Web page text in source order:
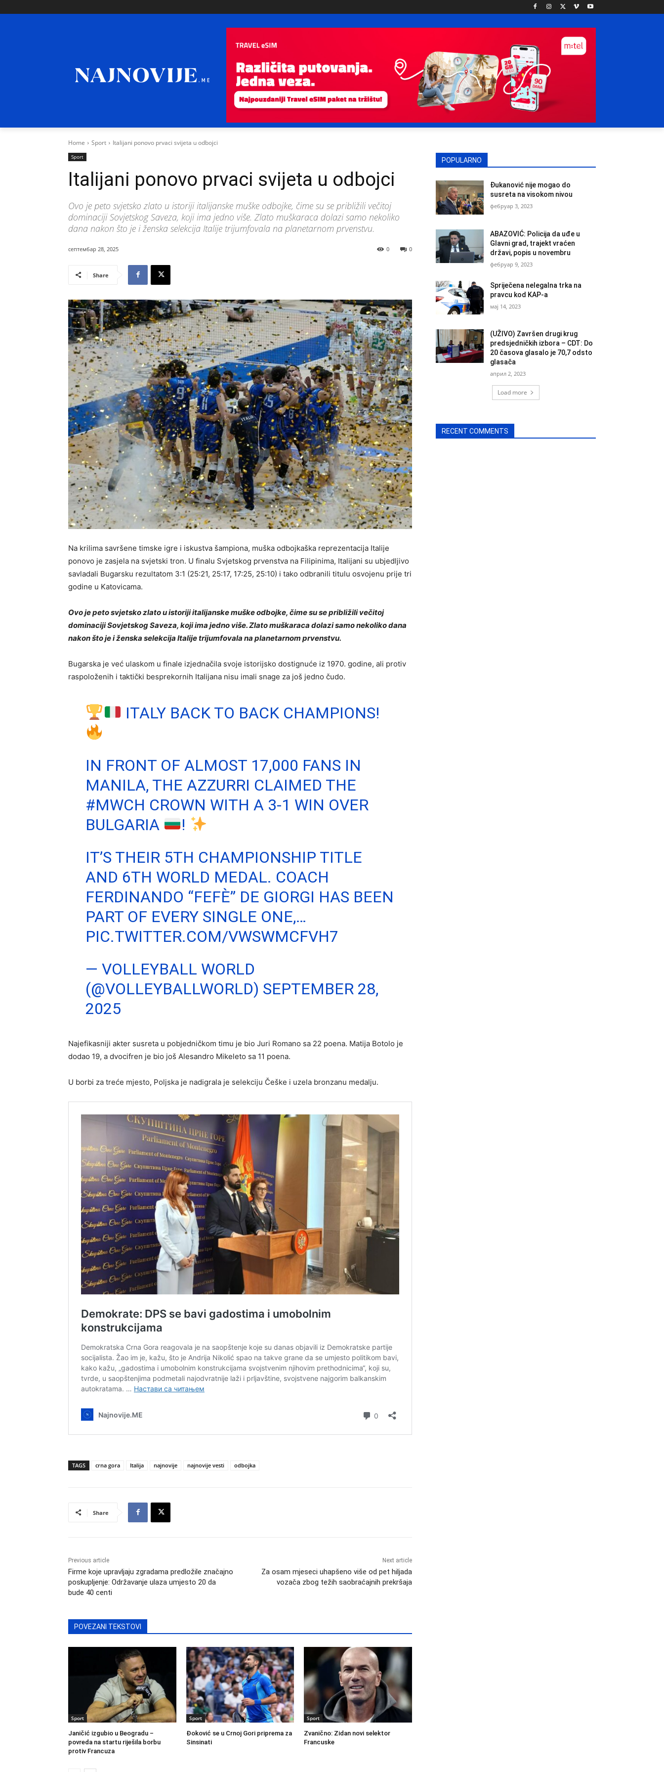
Home Sport Italijani ponovo prvaci svijeta u odbojci
Sport
Italijani ponovo prvaci svijeta u odbojci
Ovo je peto svjetsko zlato u istoriji italijanske muške odbojke, čime su se približili večitoj
dominaciji Sovjetskog Saveza, koji ima jedno više. Zlato muškaraca dolazi samo nekoliko
dana nakon što je i ženska selekcija Italije trijumfovala na planetarnom prvenstvu.
септембар 28, 2025 0
0
Share
Na krilima savršene timske igre i iskustva šampiona, muška odbojkaška reprezentacija Italije
ponovo je zasjela na svjetski tron. U finalu Svjetskog prvenstva na Filipinima, Italijani su ubjedljivo
savladali Bugarsku rezultatom 3:1 (25:21, 25:17, 17:25, 25:10) i tako odbranili titulu osvojenu prije tri
godine u Katovicama.
Ovo je peto svjetsko zlato u istoriji italijanske muške odbojke, čime su se približili večitoj
dominaciji Sovjetskog Saveza, koji ima jedno više. Zlato muškaraca dolazi samo nekoliko dana
nakon što je i ženska selekcija Italije trijumfovala na planetarnom prvenstvu.
Bugarska je već ulaskom u finale izjednačila svoje istorijsko dostignuće iz 1970. godine, ali protiv
raspoloženih i taktički besprekornih Italijana nisu imali snage za još jedno čudo.
ITALY BACK TO BACK CHAMPIONS!
IN FRONT OF ALMOST 17,000 FANS IN
MANILA, THE AZZURRI CLAIMED THE
#MWCH CROWN WITH A 3-1 WIN OVER
BULGARIA
!
IT’S THEIR 5TH CHAMPIONSHIP TITLE
AND 6TH WORLD MEDAL. COACH
FERDINANDO “FEFÈ” DE GIORGI HAS BEEN
PART OF EVERY SINGLE ONE,…
PIC.TWITTER.COM/VWSWMCFVH7
— VOLLEYBALL WORLD
(@VOLLEYBALLWORLD) SEPTEMBER 28,
2025
Najefikasniji akter susreta u pobjedničkom timu je bio Juri Romano sa 22 poena. Matija Botolo je
dodao 19, a dvocifren je bio još Alesandro Mikeleto sa 11 poena.
U borbi za treće mjesto, Poljska je nadigrala je selekciju Češke i uzela bronzanu medalju.
TAGS crna gora Italija najnovije najnovije vesti odbojka
Share
Previous article
Firme koje upravljaju zgradama predložile značajno
poskupljenje: Održavanje ulaza umjesto 20 da
bude 40 centi
Next article
Za osam mjeseci uhapšeno više od pet hiljada
vozača zbog težih saobraćajnih prekršaja
POVEZANI TEKSTOVI
Sport
Janičić izgubio u Beogradu –
povreda na startu riješila borbu
protiv Francuza
Sport
Đoković se u Crnoj Gori priprema za
Sinsinati
Sport
Zvanično: Zidan novi selektor
Francuske
POPULARNO
Đukanović nije mogao do
susreta na visokom nivou
фебруар 3, 2023
ABAZOVIĆ: Policija da uđe u
Glavni grad, trajekt vraćen
državi, popis u novembru
фебруар 9, 2023
Spriječena nelegalna trka na
pravcu kod KAP-a
мај 14, 2023
(UŽIVO) Završen drugi krug
predsjedničkih izbora – CDT: Do
20 časova glasalo je 70,7 odsto
glasača
април 2, 2023
Load more
RECENT COMMENTS